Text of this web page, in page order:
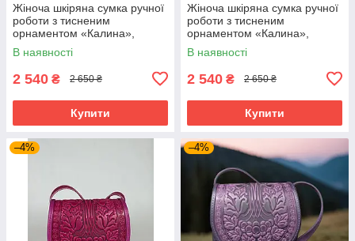
Жіноча шкіряна сумка ручної
роботи з тисненим
орнаментом «Калина»,
ультрамаринова сумка з
натуральної шкіри, 20*21*8
В наявності
2 540 ₴ 2 650 ₴
Купити
Жіноча шкіряна сумка ручної
роботи з тисненим
орнаментом «Калина»,
бежева сумка з натуральної
шкіри, 20*21*8 см
В наявності
2 540 ₴ 2 650 ₴
Купити
–4% –4%